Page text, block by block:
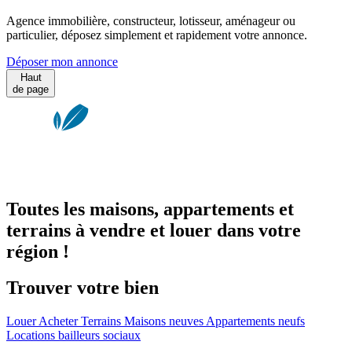
Agence immobilière, constructeur, lotisseur, aménageur ou
particulier, déposez simplement et rapidement votre annonce.
Déposer mon annonce
Haut
de page
Toutes les maisons, appartements et
terrains à vendre et louer dans votre
région !
Trouver votre bien
LouerAcheterTerrains Maisons neuves Appartements neufs
Locations bailleurs sociaux